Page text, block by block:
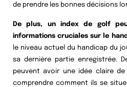
de prendre les bonnes décisions
De plus, un index de golf
informations cruciales sur le
le niveau actuel du handicap du
sa dernière partie enregistrée.
peuvent avoir une idée claire
comprendre comment ils se